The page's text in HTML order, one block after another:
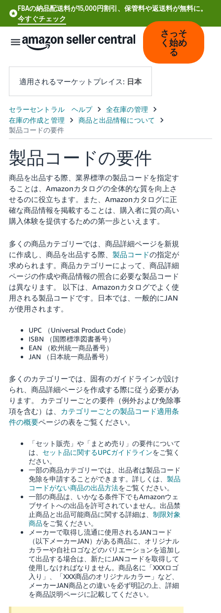
FBAの納品配送料が15,000円割引、保管料や返送料が無料に。
今すぐチェック
日
語
中
文
CN
Deutsch
- DE
Español
- ES
Français
- FR
Italiano
- IT
한
어
-
KR
日
本
語
-
JP
English
- JP
ロ
イ
ン
さ
そ
く
始
め
る
さっそ
く始め
る
適用されるマーケットプレイス: 日本
製品コードの要件
商品を出品する際、業界標準の製品コードを指定す
ることは、Amazonカタログの全体的な質を向上さ
せるのに役立ちます。また、Amazonカタログに正
確な商品情報を掲載することは、購入者に質の高い
購入体験を提供するための第一歩といえます。
多くの商品カテゴリーでは、商品詳細ページを新規
に作成し、商品を出品する際、 製品コードの指定が
求められます。商品カテゴリーによって、商品詳細
ページの作成や商品情報の照合に必要な製品コード
は異なります。 以下は、Amazonカタログでよく使
用される製品コードです。日本では、一般的にJAN
が使用されます。
UPC （Universal Product Code）
ISBN （国際標準図書番号）
EAN （欧州統一商品番号）
JAN （日本統一商品番号）
多くのカテゴリーでは、固有のガイドラインが設け
られ、商品詳細ページを作成する際に従う必要があ
ります。
カテゴリーごとの要件（例外および免除事
項を含む）は、
カテゴリーごとの製品コード適用条
件の概要ページの表をご覧ください。
「セット販売」や「まとめ売り」の要件について
は、 セット品に関するUPCガイドラインをご覧く
ださい。
一部の商品カテゴリーでは、出品者は製品コード
免除を申請することができます。詳しくは、 製品
コードがない商品の出品方法をご覧ください。
一部の商品は、いかなる条件下でもAmazonウェ
ブサイトへの出品を許可されていません。出品禁
止商品と出品可能商品に関する詳細は、 制限対象
商品をご覧ください。
メーカーで取得し流通に使用されるJANコード
（以下メーカーJAN）がある商品に、オリジナル
カラーや自社ロゴなどのバリエーションを追加し
て出品する場合は、新たにJANコードを取得して
使用しなければなりません。商品名に「XXXロゴ
入り」、「XXX商品のオリジナルカラー」など、
メーカーJAN商品との違いを必ず明記の上、詳細
を商品説明ページに記載してください。